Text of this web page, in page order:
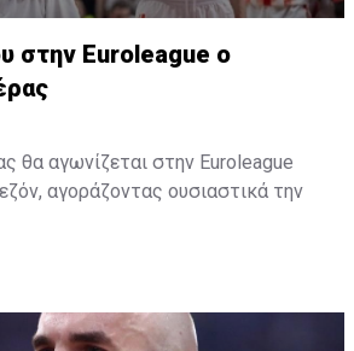
ο
θα αγωνίζεται στην Euroleague
αγοράζοντας ουσιαστικά την
ως κατόχου της Αδριατικής